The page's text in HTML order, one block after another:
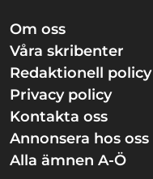
Om oss
Våra skribenter
Redaktionell policy
Privacy policy
Kontakta oss
Annonsera hos oss
Alla ämnen A-Ö